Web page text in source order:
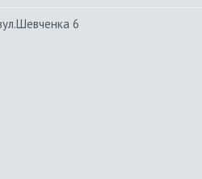
6